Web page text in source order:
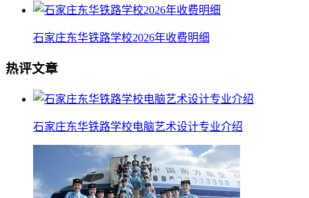
石家庄东华铁路学校2026年收费明细
热评文章
石家庄东华铁路学校电脑艺术设计专业介绍